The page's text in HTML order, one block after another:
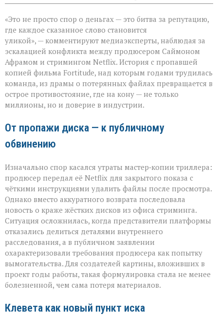
записи
слово
больнее
иска:
новый
виток
спора
Netflix
и
продюсера»
«Это не просто спор о деньгах — это битва за репутацию,
где каждое сказанное слово становится
уликой», — комментируют медиаэксперты, наблюдая за
эскалацией конфликта между продюсером Саймоном
Афрамом и стримингом Netflix. История с пропавшей
копией фильма Fortitude, над которым годами трудилась
команда, из драмы о потерянных файлах превращается в
острое противостояние, где на кону — не только
миллионы, но и доверие в индустрии.
От пропажи диска — к публичному
обвинению
Изначально спор касался утраты мастер‑копии триллера:
продюсер передал её Netflix для закрытого показа с
чёткими инструкциями удалить файлы после просмотра.
Однако вместо аккуратного возврата последовала
новость о краже жёстких дисков из офиса стриминга.
Ситуация осложнилась, когда представители платформы
отказались делиться деталями внутреннего
расследования, а в публичном заявлении
охарактеризовали требования продюсера как попытку
вымогательства. Для создателей картины, вложивших в
проект годы работы, такая формулировка стала не менее
болезненной, чем сама потеря материалов.
Клевета как новый пункт иска